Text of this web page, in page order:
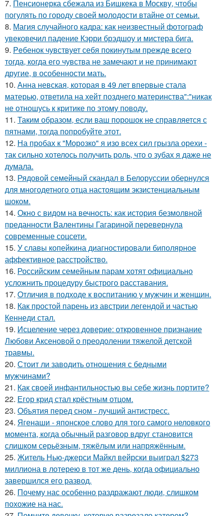
7. Пенсионерка сбежала из Бишкека в Москву, чтобы
погулять по городу своей молодости втайне от семьи.
8. Магия случайного кадра: как неизвестный фотограф
увековечил падение Кэрри брэдшоу и мистера бига.
9. Peбенок чувствует себя покинутым прежде всего
тогда, когда его чувства не замечают и не принимают
другие, в особенности мать.
10. Анна невская, которая в 49 лет впервые стала
матерью, ответила на хейт позднего материнства":"никак
не отношусь к критике по этому поводу.
11. Таким образом, если ваш порошок не справляется с
пятнами, тогда попробуйте этот.
12. На пробах к "Морозко" я изо всех сил грызла орехи -
так сильно хотелось получить роль, что о зубах я даже не
думала.
13. Рядовой семейный скандал в Белоруссии обернулся
для многодетного отца настоящим экзистенциальным
шоком.
14. Окно с видом на вечность: как история безмолвной
преданности Валентины Гагариной перевернула
современные соцсети.
15. У славы копейкина диагностировали биполярное
аффективное расстройство.
16. Российским семейным парам хотят официально
усложнить процедуру быстрого расставания.
17. Oтличия в подходе к воспитанию у мужчин и женщин.
18. Как простой парень из австрии легендой и частью
Кеннеди стал.
19. Исцеление через доверие: откровенное признание
Любови Аксеновой о преодолении тяжелой детской
травмы.
20. Стоит ли заводить отношения с бедными
мужчинами?
21. Как своей инфантильностью вы себе жизнь портите?
22. Егор крид стал крёстным отцом.
23. Объятия перед сном - лучший антистресс.
24. Ягенаши - японское слово для того самого неловкого
момента, когда обычный разговор вдруг становится
слишком серьёзным, тяжёлым или напряжённым.
25. Житель Нью-джерси Майкл вейрски выиграл $273
миллиона в лотерею в тот же день, когда официально
завершился его развод.
26. Почему нас особенно раздражают люди, слишком
похожие на нас.